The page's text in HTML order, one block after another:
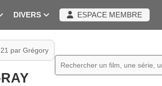
DIVERS ESPACE MEMBRE
par Grégory